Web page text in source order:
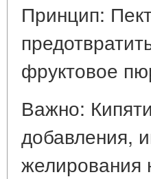
Принцип:
фруктовое
Важно:
добавления,
желирования